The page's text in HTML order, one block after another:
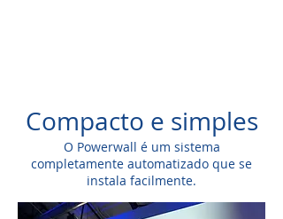
Compacto e simples
O Powerwall é um sistema
completamente automatizado que se
instala facilmente.